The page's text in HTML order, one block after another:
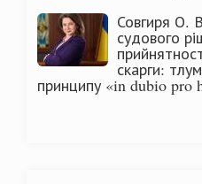
Совгиря О.
судового
скарги:
принципу «in dubio pro